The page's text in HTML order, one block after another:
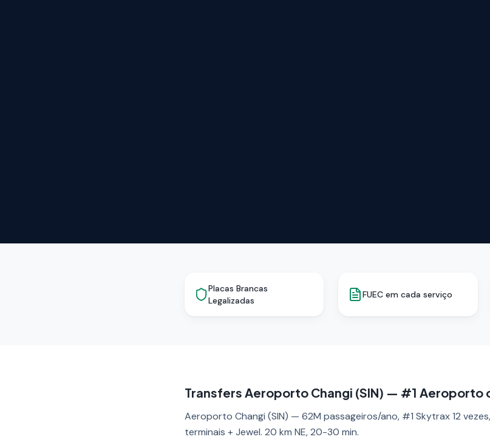
Placas Brancas
Legalizadas
FUEC em cada serviço
Transfers Aeroporto Changi (SIN) — #1 Aeroporto
Aeroporto Changi (SIN) — 62M passageiros/ano, #1 Skytrax 12
terminais + Jewel. 20 km NE, 20-30 min.